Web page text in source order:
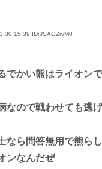
ID:JSAGZrvM0
でかい熊はライオン
なので戦わせても逃
なら問答無用で熊ら
ンなんだぜ